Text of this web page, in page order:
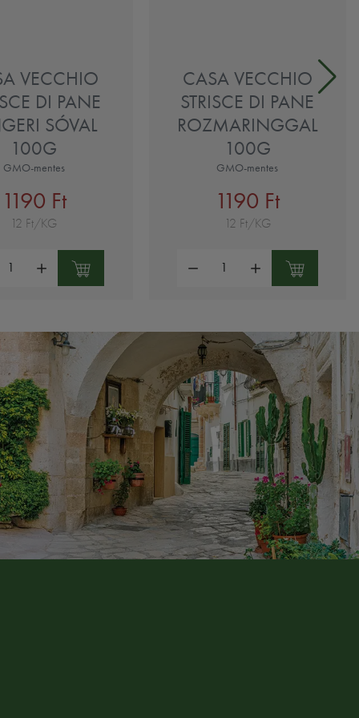
VECCHIO
DI PANE
SÓVAL
100G
GMO-mentes
1190 Ft
12 Ft/KG
CASA VECCHIO
STRISCE DI PANE
ROZMARINGGAL
100G
GMO-mentes
1190 Ft
12 Ft/KG